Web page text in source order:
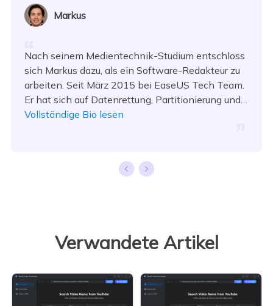
Markus
Nach seinem Medientechnik-Studium entschloss
sich Markus dazu, als ein Software-Redakteur zu
arbeiten. Seit März 2015 bei EaseUS Tech Team.
Er hat sich auf Datenrettung, Partitionierung und
Datensicherung spezialisiert.…
Vollständige Bio lesen
Verwandete Artikel